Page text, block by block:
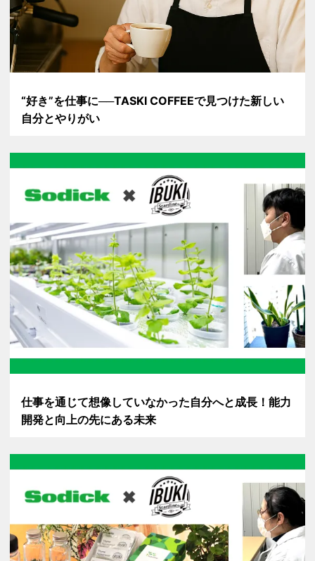
“好き”を仕事に──TASKI COFFEEで見つけた新しい
自分とやりがい
仕事を通じて想像していなかった自分へと成長！能力
開発と向上の先にある未来